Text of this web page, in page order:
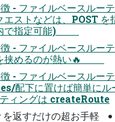
- ファイルベースル
エストなどは、POST を
で指定可能)
- ファイルベースル
挟めるのが熱い🔥
- ファイルベースル
配下に置けば簡単にル
ィングは createRoute
を返すだけの超お手軽